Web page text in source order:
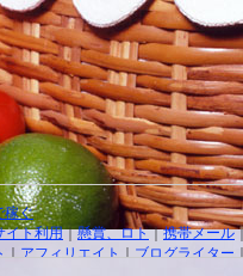
稼ぐ
イト利用｜懸賞、ロト｜携帯メール
｜ アフィリエイト ｜ ブログライター